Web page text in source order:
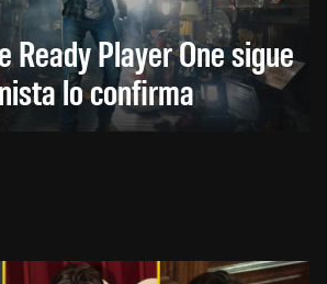
Ready Player One sigue
lo confirma